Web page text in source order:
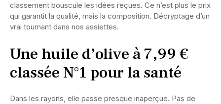
classement bouscule les idées reçues. Ce n’est plus le prix
qui garantit la qualité, mais la composition. Décryptage d’un
vrai tournant dans nos assiettes.
Une huile d’olive à 7,99 €
classée N°1 pour la santé
Dans les rayons, elle passe presque inaperçue. Pas de